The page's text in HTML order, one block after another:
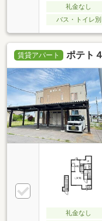
礼金なし
バス・トイレ別
賃貸アパート ポテト４
礼金なし